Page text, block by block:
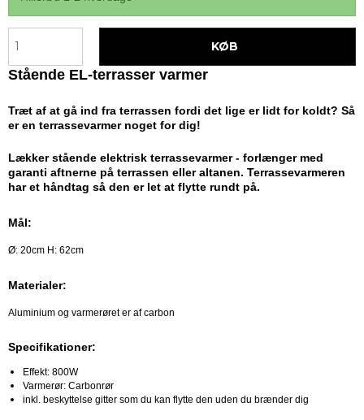
KØB
Stående EL-terrasser varmer
Træt af at gå ind fra terrassen fordi det lige er lidt for koldt? Så
er en terrassevarmer noget for dig!
Lækker stående elektrisk terrassevarmer - forlænger med
garanti aftnerne på terrassen eller altanen. Terrassevarmeren
har et håndtag så den er let at flytte rundt på.
Mål:
Ø: 20cm H: 62cm
Materialer:
Aluminium og varmerøret er af carbon
Specifikationer:
Effekt: 800W
Varmerør: Carbonrør
inkl. beskyttelse gitter som du kan flytte den uden du brænder dig